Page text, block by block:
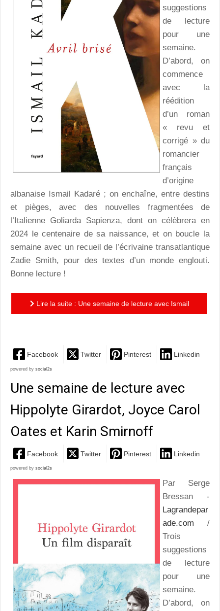
suggestions
de lecture
pour une
semaine.
D’abord, on
commence
avec la
réédition
d’un roman
« revu et
corrigé » du
romancier
français
d’origine
albanaise Ismail Kadaré ; on enchaîne, entre destins
et pièges, avec des nouvelles fragmentées de
l’Italienne Goliarda Sapienza, dont on célèbrera en
2024 le centenaire de sa naissance, et on boucle la
semaine avec un recueil de l’écrivaine transatlantique
Zadie Smith, pour des textes d’un monde englouti.
Bonne lecture !
Lire la suite : Une semaine de lecture avec Ismail
Facebook Twitter Pinterest Linkedin
powered by social2s
Une semaine de lecture avec
Hippolyte Girardot, Joyce Carol
Oates et Karin Smirnoff
Facebook Twitter Pinterest Linkedin
powered by social2s
Par Serge
Bressan -
Lagrandepar
ade.com /
Trois
suggestions
de lecture
pour une
semaine.
D’abord, on